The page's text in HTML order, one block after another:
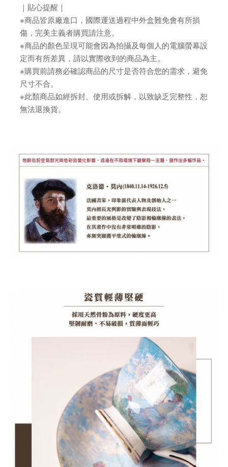
｜貼心提醒｜
※商品皆原廠進口，國際運送過程中外盒難免會有所損
傷，完美主義者購買請注意。
※商品的顏色呈現可能會因為拍攝及每個人的電腦螢幕設
定而有所差異，請以實際收到的商品為主。
※購買前請務必確認商品的尺寸是否符合您的需求，避免
尺寸不合。
※此類商品如經拆封、使用或拆解，以致缺乏完整性，恕
無法退換貨。